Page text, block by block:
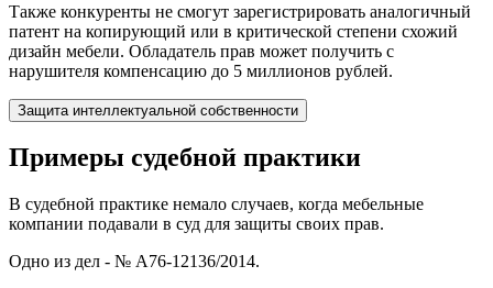
Также конкуренты не смогут зарегистрировать аналогичный
патент на копирующий или в критической степени схожий
дизайн мебели. Обладатель прав может получить с
нарушителя компенсацию до 5 миллионов рублей.
Защита интеллектуальной собственности
Примеры судебной практики
В судебной практике немало случаев, когда мебельные
компании подавали в суд для защиты своих прав.
Одно из дел - № А76-12136/2014.